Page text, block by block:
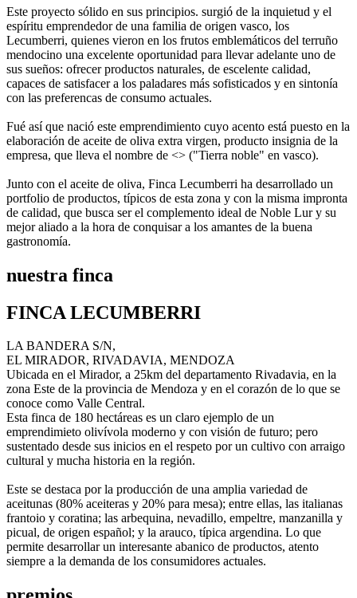
Este proyecto sólido en sus principios. surgió de la inquietud y el
espíritu emprendedor de una familia de origen vasco, los
Lecumberri, quienes vieron en los frutos emblemáticos del terruño
mendocino una excelente oportunidad para llevar adelante uno de
sus sueños: ofrecer productos naturales, de escelente calidad,
capaces de satisfacer a los paladares más sofisticados y en sintonía
con las preferencas de consumo actuales.
Fué así que nació este emprendimiento cuyo acento está puesto en la
elaboración de aceite de oliva extra virgen, producto insignia de la
empresa, que lleva el nombre de <> ("Tierra noble" en vasco).
Junto con el aceite de oliva, Finca Lecumberri ha desarrollado un
portfolio de productos, típicos de esta zona y con la misma impronta
de calidad, que busca ser el complemento ideal de Noble Lur y su
mejor aliado a la hora de conquisar a los amantes de la buena
gastronomía.
nuestra finca
FINCA LECUMBERRI
LA BANDERA S/N,
EL MIRADOR, RIVADAVIA, MENDOZA
Ubicada en el Mirador, a 25km del departamento Rivadavia, en la
zona Este de la provincia de Mendoza y en el corazón de lo que se
conoce como Valle Central.
Esta finca de 180 hectáreas es un claro ejemplo de un
emprendimieto olivívola moderno y con visión de futuro; pero
sustentado desde sus inicios en el respeto por un cultivo con arraigo
cultural y mucha historia en la región.
Este se destaca por la producción de una amplia variedad de
aceitunas (80% aceiteras y 20% para mesa); entre ellas, las italianas
frantoio y coratina; las arbequina, nevadillo, empeltre, manzanilla y
picual, de origen español; y la arauco, típica argendina. Lo que
permite desarrollar un interesante abanico de productos, atento
siempre a la demanda de los consumidores actuales.